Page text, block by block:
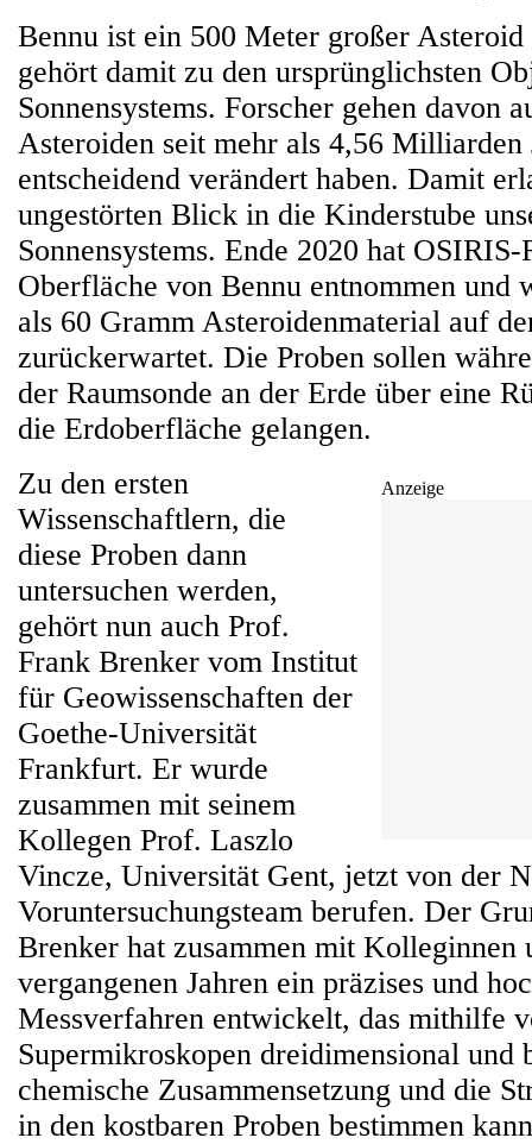
Bennu ist ein 500 Meter großer
gehört damit zu den ursprünglichsten
Sonnensystems. Forscher gehen davon
Asteroiden seit mehr als 4,56 Milliarden
entscheidend verändert haben. Damit
ungestörten Blick in die Kinderstube
Sonnensystems. Ende 2020 hat
Oberfläche von Bennu entnommen und
als 60 Gramm Asteroidenmaterial auf
zurückerwartet. Die Proben sollen
der Raumsonde an der Erde über eine
die Erdoberfläche gelangen.
Anzeige
Zu den ersten
Wissenschaftlern, die
diese Proben dann
untersuchen werden,
gehört nun auch Prof.
Frank Brenker vom Institut
für Geowissenschaften der
Goethe-Universität
Frankfurt. Er wurde
zusammen mit seinem
Kollegen Prof. Laszlo
Vincze, Universität Gent, jetzt von der
Voruntersuchungsteam berufen. Der
Brenker hat zusammen mit Kolleginnen
vergangenen Jahren ein präzises und
Messverfahren entwickelt, das mithilfe
Supermikroskopen dreidimensional und
chemische Zusammensetzung und die
in den kostbaren Proben bestimmen